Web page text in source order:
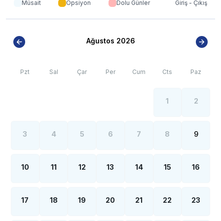
Müsait Opsiyon Dolu Günler Giriş - Çıkış
Ağustos 2026
Pzt Sal Çar Per Cum Cts Paz
1 2
3 4 5 6 7 8 9
10 11 12 13 14 15 16
17 18 19 20 21 22 23